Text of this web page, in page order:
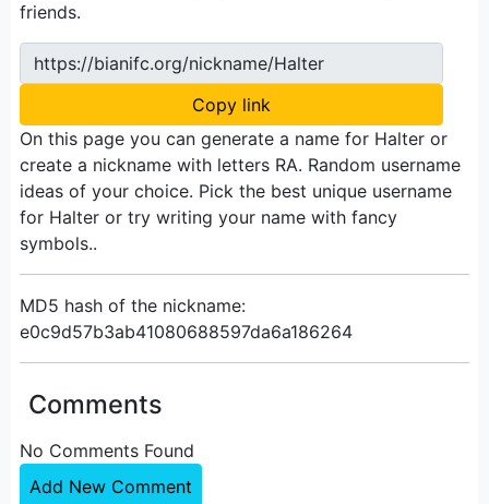
friends.
https://bianifc.org/nickname/Halter
Copy link
On this page you can generate a name for Halter or
create a nickname with letters RA. Random username
ideas of your choice. Pick the best unique username
for Halter or try writing your name with fancy
symbols..
MD5 hash of the nickname:
e0c9d57b3ab41080688597da6a186264
Comments
No Comments Found
Add New Comment